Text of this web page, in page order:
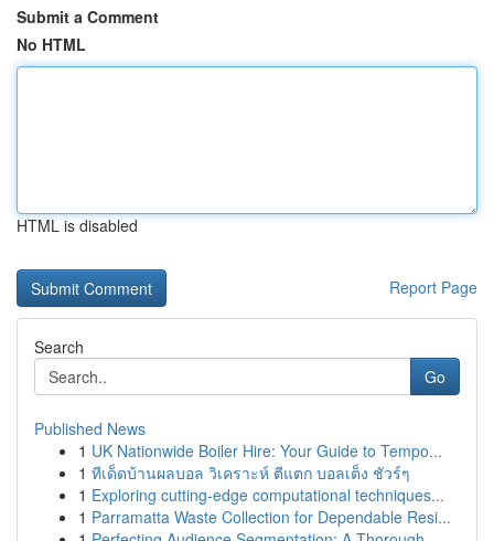
Submit a Comment
No HTML
HTML is disabled
Report Page
Search
Go
Published News
1 UK Nationwide Boiler Hire: Your Guide to Tempo...
1 ทีเด็ดบ้านผลบอล วิเคราะห์ ตีแตก บอลเต็ง ชัวร์ๆ
1 Exploring cutting-edge computational techniques...
1 Parramatta Waste Collection for Dependable Resi...